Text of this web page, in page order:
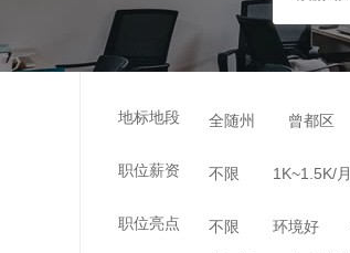
地标地段 全随州 曾都区
职位薪资 不限 1K~1.5K/月
职位亮点 不限 环境好